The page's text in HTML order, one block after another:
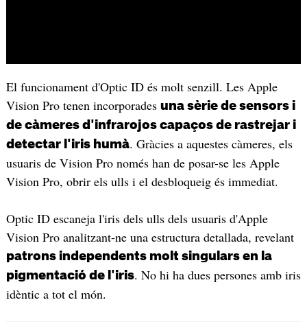
El funcionament d'Optic ID és molt senzill. Les Apple
Vision Pro tenen incorporades una sèrie de sensors i
de càmeres d'infrarojos capaços de rastrejar i
detectar l'iris humà. Gràcies a aquestes càmeres, els
usuaris de Vision Pro només han de posar-se les Apple
Vision Pro, obrir els ulls i el desbloqueig és immediat.
Optic ID escaneja l'iris dels ulls dels usuaris d'Apple
Vision Pro analitzant-ne una estructura detallada, revelant
patrons independents molt singulars en la
pigmentació de l'iris. No hi ha dues persones amb iris
idèntic a tot el món.